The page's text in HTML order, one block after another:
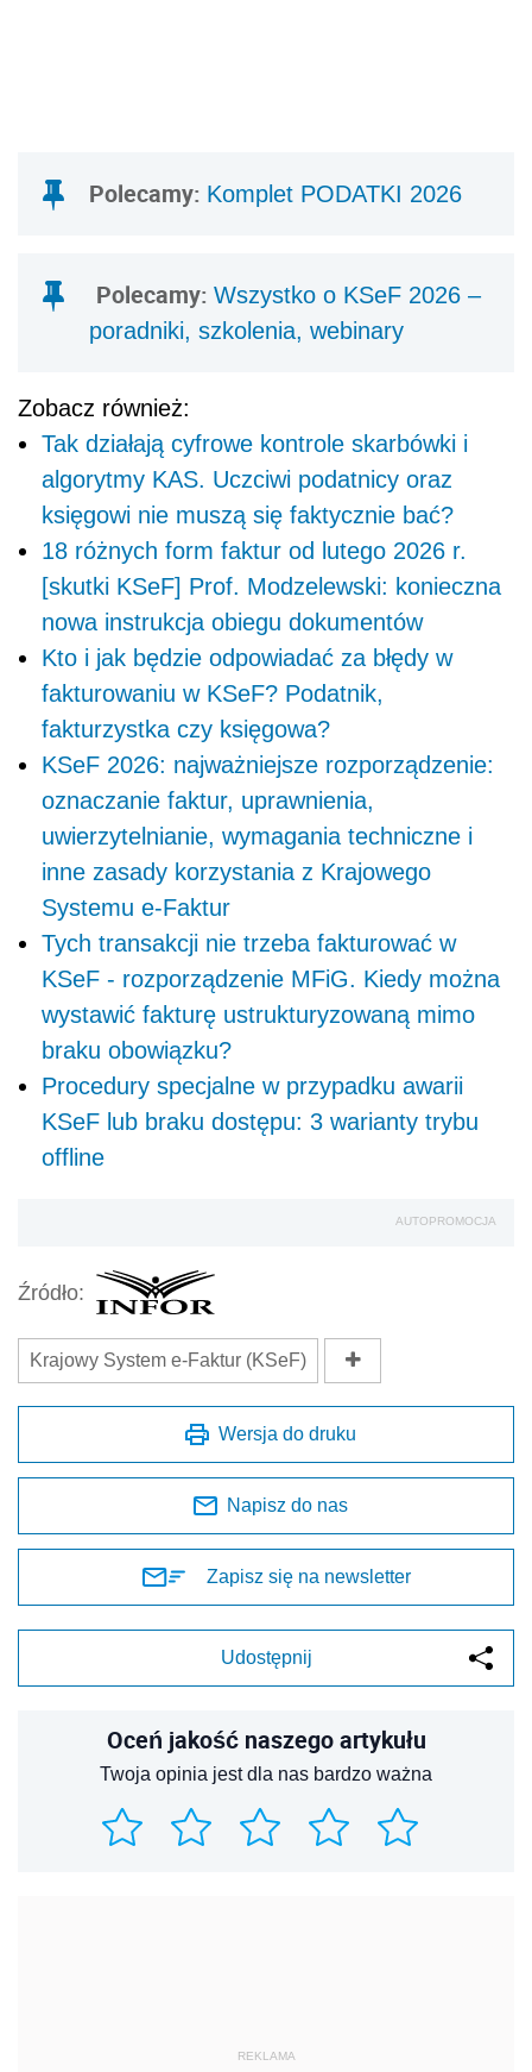
Polecamy: Komplet PODATKI 2026
Polecamy: Wszystko o KSeF 2026 –
poradniki, szkolenia, webinary
Zobacz również:
Tak działają cyfrowe kontrole skarbówki i
algorytmy KAS. Uczciwi podatnicy oraz
księgowi nie muszą się faktycznie bać?
18 różnych form faktur od lutego 2026 r.
[skutki KSeF] Prof. Modzelewski: konieczna
nowa instrukcja obiegu dokumentów
Kto i jak będzie odpowiadać za błędy w
fakturowaniu w KSeF? Podatnik,
fakturzystka czy księgowa?
KSeF 2026: najważniejsze rozporządzenie:
oznaczanie faktur, uprawnienia,
uwierzytelnianie, wymagania techniczne i
inne zasady korzystania z Krajowego
Systemu e-Faktur
Tych transakcji nie trzeba fakturować w
KSeF - rozporządzenie MFiG. Kiedy można
wystawić fakturę ustrukturyzowaną mimo
braku obowiązku?
Procedury specjalne w przypadku awarii
KSeF lub braku dostępu: 3 warianty trybu
offline
AUTOPROMOCJA
Źródło:
Krajowy System e-Faktur (KSeF)
Wersja do druku
Napisz do nas
Zapisz się na newsletter
Udostępnij
Oceń jakość naszego artykułu
Twoja opinia jest dla nas bardzo ważna
REKLAMA